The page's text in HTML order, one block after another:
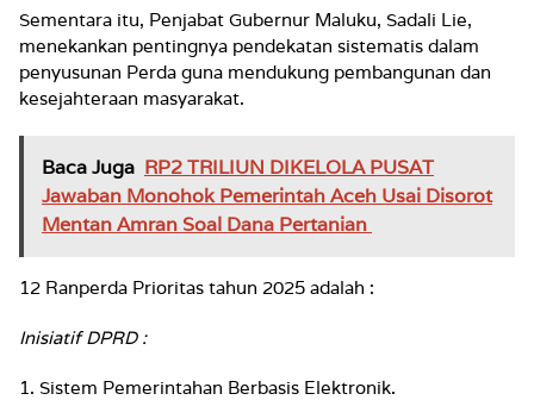
Sementara itu, Penjabat Gubernur Maluku, Sadali Lie,
menekankan pentingnya pendekatan sistematis dalam
penyusunan Perda guna mendukung pembangunan dan
kesejahteraan masyarakat.
Baca Juga RP2 TRILIUN DIKELOLA PUSAT
Jawaban Monohok Pemerintah Aceh Usai Disorot
Mentan Amran Soal Dana Pertanian
12 Ranperda Prioritas tahun 2025 adalah :
Inisiatif DPRD :
1. Sistem Pemerintahan Berbasis Elektronik.